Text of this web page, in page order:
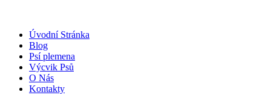
Úvodní Stránka
Blog
Psí plemena
Výcvik Psů
O Nás
Kontakty